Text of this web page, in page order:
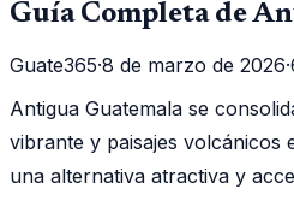
Guía Completa de
Guate365·8 de marzo de 2026·
Antigua Guatemala se
vibrante y paisajes volcánicos
una alternativa atractiva y